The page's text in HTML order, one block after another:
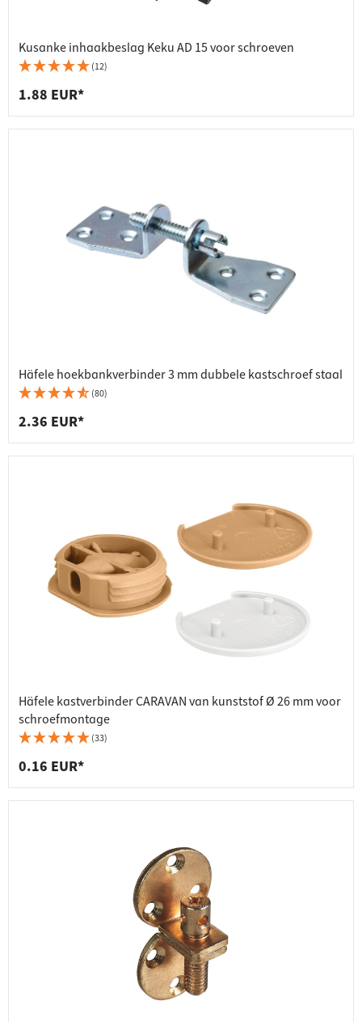
Kusanke inhaakbeslag Keku AD 15 voor schroeven
(12)
1.88 EUR*
Häfele hoekbankverbinder 3 mm dubbele kastschroef staal
(80)
2.36 EUR*
Häfele kastverbinder CARAVAN van kunststof Ø 26 mm voor
schroefmontage
(33)
0.16 EUR*